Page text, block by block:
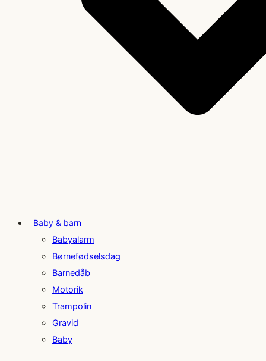
Baby & barn
Babyalarm
Børnefødselsdag
Barnedåb
Motorik
Trampolin
Gravid
Baby